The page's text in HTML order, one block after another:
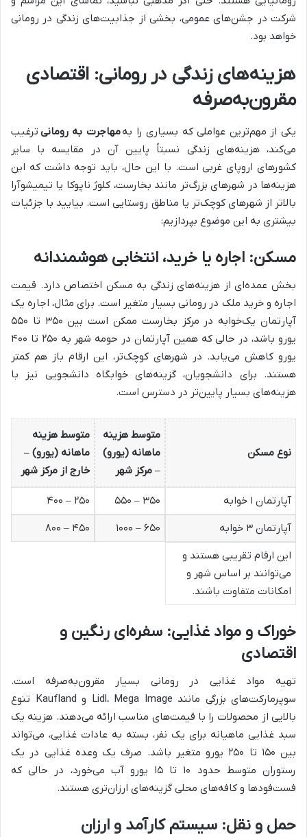
شرکت در جشن‌های عمومی، بخشی از جذابیت‌های زندگی در رومانی
خواهد بود.
هزینه‌های زندگی در رومانی: اقتصادی
مقرون‌به‌صرفه
یکی از مهم‌ترین عواملی که بسیاری را بهمهاجرت به رومانی ترغیب
می‌کند، هزینه‌های زندگی نسبتاً پایین آن در مقایسه با سایر
کشورهای اروپای غربی است. با این حال، باید توجه داشت که این
هزینه‌ها در شهرهای بزرگ‌تر مانند بخارست، کلوژ ناپوکا یا تیمیشوآرا
بالاتر از شهرهای کوچک‌تر یا مناطق روستایی است. بیایید با جزئیات
بیشتری به این موضوع بپردازیم:
مسکن: اجاره یا خرید، انتخابی هوشمندانه
بخش عمده‌ای از هزینه‌های زندگی به مسکن اختصاص دارد. قیمت
اجاره و خرید ملک در رومانی بسیار متغیر است. برای مثال، اجاره یک
آپارتمان یک‌خوابه در مرکز بخارست ممکن است بین ۳۵۰ تا ۵۵۰
یورو باشد، در حالی که همین آپارتمان در حومه شهر به ۲۵۰ تا ۴۰۰
یورو کاهش می‌یابد. در شهرهای کوچک‌تر، این ارقام باز هم کمتر
هستند. برای دانشجویان، گزینه‌های خوابگاه دانشجویی نیز با
هزینه‌های بسیار پایین‌تر در دسترس است.
نوع مسکن
متوسط هزینه
ماهانه (یورو)
– مرکز شهر
متوسط هزینه
ماهانه (یورو) –
خارج از مرکز شهر
آپارتمان ۱ خوابه ۳۵۰ – ۵۵۰
۲۵۰ – ۴۰۰
آپارتمان ۳ خوابه
۶۵۰ – ۱۰۰۰
۴۵۰ – ۸۰۰
این ارقام تقریبی هستند و
می‌توانند بر اساس شهر و
امکانات متفاوت باشند.
خوراک و مواد غذایی: سفره‌ای رنگین و
اقتصادی
تهیه مواد غذایی در رومانی بسیار مقرون‌به‌صرفه است.
سوپرمارکت‌های بزرگی مانند Lidl، Mega Image و Kaufland تنوع
بالایی از محصولات را با قیمت‌های مناسب ارائه می‌دهند. هزینه یک
سبد غذایی ماهیانه برای یک نفر، بسته به عادات غذایی، می‌تواند
بین ۱۵۰ تا ۲۵۰ یورو متغیر باشد. صرف یک وعده غذایی در یک
رستوران متوسط حدود ۱۰ تا ۱۵ یورو آب می‌خورد، در حالی که
فست‌فودها و کافه‌های محلی گزینه‌های ارزان‌تری هستند.
حمل و نقل: سیستم کارآمد و ارزان